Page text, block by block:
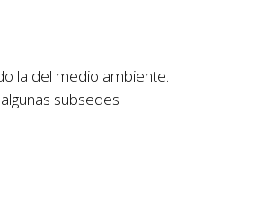
la del medio ambiente.
subsedes